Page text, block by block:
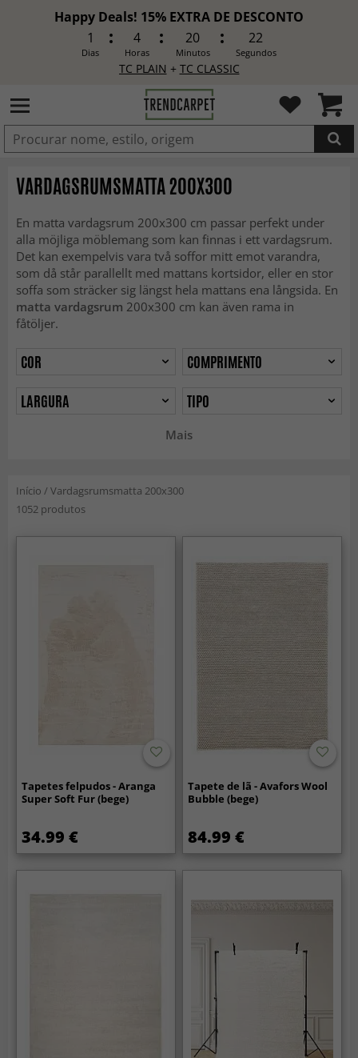
Happy Deals! 15% EXTRA DE DESCONTO
1
Dias
4
Horas
20
Minutos
19
Segundos
TC PLAIN + TC CLASSIC
ADICIONADO
VARDAGSRUMSMATTA 200X300
En matta vardagsrum 200x300 cm passar perfekt under
alla möjliga möblemang som kan finnas i ett vardagsrum.
Det kan exempelvis vara två soffor mitt emot varandra,
som då står parallellt med mattans kortsidor, eller en stor
soffa som sträcker sig längst hela mattans ena långsida. En
matta vardagsrum 200x300 cm kan även rama in
fåtöljer.
Mais
COR
COMPRIMENTO
LARGURA
TIPO
Início /Vardagsrumsmatta 200x300
1052 produtos
Tapetes felpudos - Aranga
Super Soft Fur (bege)
34.99 €
Tapete de lã - Avafors Wool
Bubble (bege)
84.99 €